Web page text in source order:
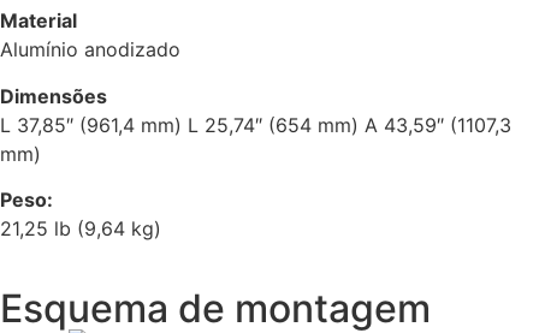
Material
Alumínio anodizado
Dimensões
L 37,85″ (961,4 mm) L 25,74″ (654 mm) A 43,59″ (1107,3
mm)
Peso:
21,25 lb (9,64 kg)
Esquema de montagem